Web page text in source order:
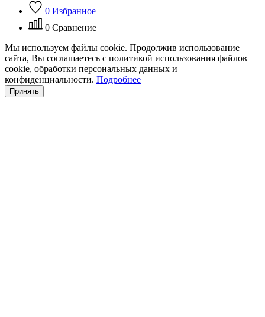
0 Избранное
0 Сравнение
Мы используем файлы cookie. Продолжив использование
сайта, Вы соглашаетесь с политикой использования файлов
cookie, обработки персональных данных и
конфиденциальности. Подробнее
Принять